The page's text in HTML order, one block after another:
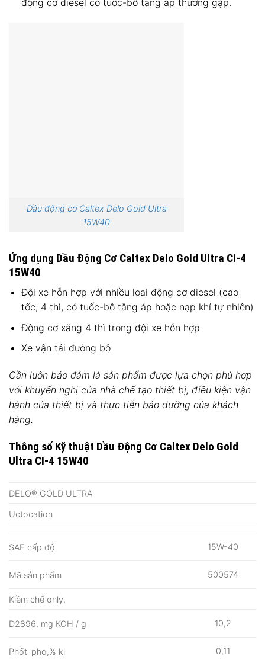
động cơ diesel có tuốc-bô tăng áp thường gặp.
Dầu động cơ Caltex Delo Gold Ultra
15W40
Ứng dụng Dầu Động Cơ Caltex Delo Gold Ultra CI-4
15W40
Đội xe hỗn hợp với nhiều loại động cơ diesel (cao
tốc, 4 thì, có tuốc-bô tăng áp hoặc nạp khí tự nhiên)
Động cơ xăng 4 thì trong đội xe hỗn hợp
Xe vận tải đường bộ
Cần luôn bảo đảm là sản phẩm được lựa chọn phù hợp
với khuyến nghị của nhà chế tạo thiết bị, điều kiện vận
hành của thiết bị và thực tiễn bảo dưỡng của khách
hàng.
Thông số Kỹ thuật Dầu Động Cơ Caltex Delo Gold
Ultra CI-4 15W40
DELO® GOLD ULTRA
Uctocation
SAE cấp độ 15W-40
Mã sản phẩm 500574
Kiềm chế only,
D2896, mg KOH / g 10,2
Phốt-pho,% kl 0,11